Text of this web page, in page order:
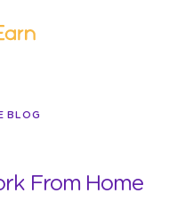
BLOG
From Home